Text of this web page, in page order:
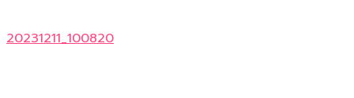
20231211_100820